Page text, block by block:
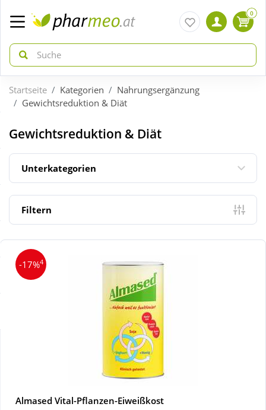
zurück
ÜBERSICHT AKTIONEN
Aktuelle Coupons
Sale
Sparsets
zurück
ÜBERSICHT KATEGORIEN
Arzneimittel
Diabetes
Körperpflege & Kosmetik
0
Startseite Kategorien
Nahrungsergänzung
Gewichtsreduktion & Diät
Gewichtsreduktion & Diät
Unterkategorien
Filtern
-17%4
Almased Vital-Pflanzen-Eiweißkost